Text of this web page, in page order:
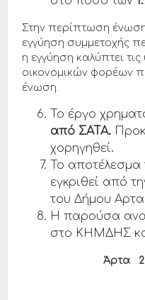
Στην περίπτωση
εγγύηση συμμετοχής
η εγγύηση καλύπτει
οικονομικών φορέων
ένωση.
Το έργο
από ΣΑΤΑ.
χορηγηθεί.
Το
εγκριθεί από
του Δήμου
Η παρούσα
στο ΚΗΜΔΗΣ
Άρτα